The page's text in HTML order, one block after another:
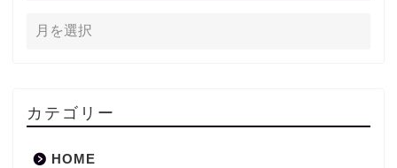
カテゴリー
HOME